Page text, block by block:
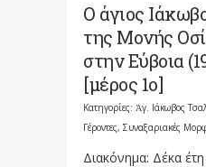
Ο άγιος
της Μονής
στην Εύβοια
[μέρος 1o]
Κατηγορίες: Ἀγ. Ιάκωβος
Γέροντες, Συναξαριακές
Διακόνημα: Δέκα